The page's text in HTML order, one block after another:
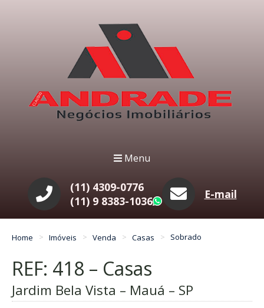
Menu
(11) 4309-0776
(11) 9 8383-1036
WhatsApp
E-mail
Home Imóveis Venda Casas Sobrado
REF: 418 – Casas
Jardim Bela Vista – Mauá – SP